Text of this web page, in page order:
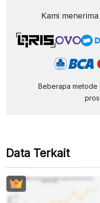
Kami
Beberapa metode
Data Terkait